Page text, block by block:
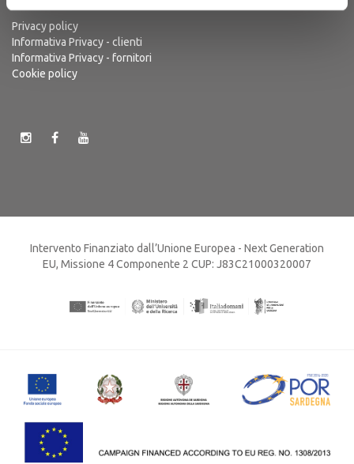
Privacy policy
Informativa Privacy - clienti
Informativa Privacy - fornitori
Cookie policy
Intervento Finanziato dall’Unione Europea - Next Generation
EU, Missione 4 Componente 2 CUP: J83C21000320007